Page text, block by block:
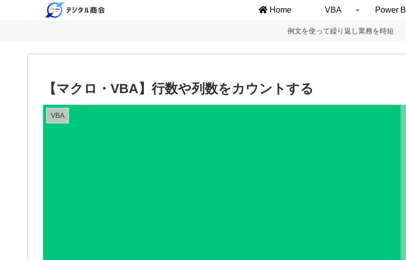
Home VBA Power BI
例文を使って繰り返し業務を時短
【マクロ・VBA】行数や列数をカウントする
VBA